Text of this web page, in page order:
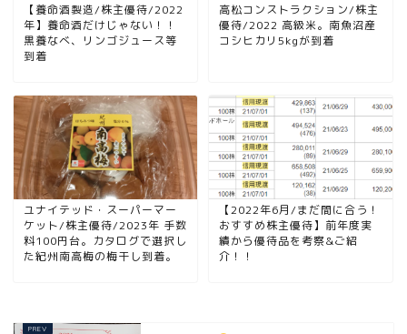
【養命酒製造/株主優待/2022
年】養命酒だけじゃない！！
黒養なべ、リンゴジュース等
到着
高松コンストラクション/株主
優待/2022 高級米。南魚沼産
コシヒカリ5kgが到着
ユナイテッド・スーパーマー
ケット/株主優待/2023年 手数
料100円台。カタログで選択し
た紀州南高梅の梅干し到着。
【2022年6月/まだ間に合う！
おすすめ株主優待】前年度実
績から優待品を考察&ご紹
介！！